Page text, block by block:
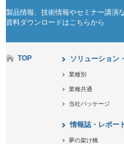
製品情報、技術情報やセミナー講演
資料ダウンロードはこちらから
TOP ソリューション
業種別
業種共通
当社パッケージ
情報誌・レポー
夢の架け橋